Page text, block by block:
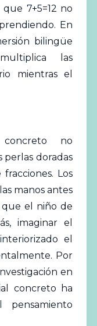
7+5=12 no
En
bilingüe
las
mientras el
no
perlas doradas
Los
manos antes
que el niño de
imaginar el
el
Por
en
concreto ha